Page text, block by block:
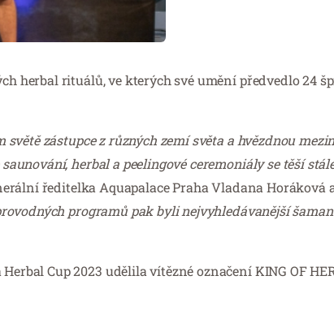
herbal rituálů, ve kterých své umění předvedlo 24
zástupce z různých zemí světa a hvězdnou
herbal a peelingové ceremoniály se těší
ředitelka Aquapalace Praha Vladana Horáková
programů pak byli nejvyhledávanější
Cup 2023 udělila vítězné označení KING OF